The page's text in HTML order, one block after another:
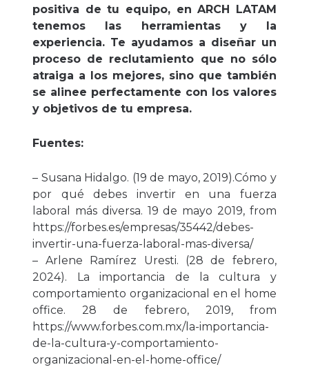
positiva de tu equipo, en ARCH LATAM
tenemos las herramientas y la
experiencia. Te ayudamos a diseñar un
proceso de reclutamiento que no sólo
atraiga a los mejores, sino que también
se alinee perfectamente con los valores
y objetivos de tu empresa.
Fuentes:
– Susana Hidalgo. (19 de mayo, 2019).Cómo y
por qué debes invertir en una fuerza
laboral más diversa. 19 de mayo 2019, from
https://forbes.es/empresas/35442/debes-
invertir-una-fuerza-laboral-mas-diversa/
– Arlene Ramírez Uresti. (28 de febrero,
2024). La importancia de la cultura y
comportamiento organizacional en el home
office. 28 de febrero, 2019, from
https://www.forbes.com.mx/la-importancia-
de-la-cultura-y-comportamiento-
organizacional-en-el-home-office/